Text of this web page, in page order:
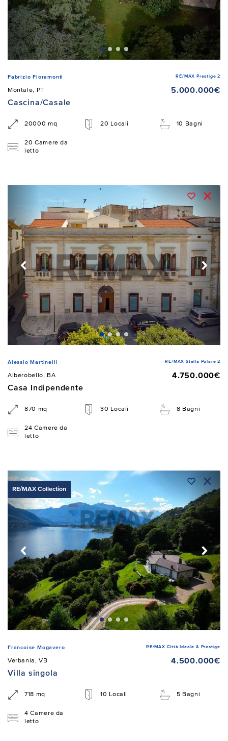
Fabrizio Fioramonti RE/MAX Prestige 2
Montale, PT
5.000.000€
Cascina/Casale
20000 mq 20 Locali 10 Bagni
20 Camere da
letto
Alessio Martinelli RE/MAX Stella Polare 2
Alberobello, BA
4.750.000€
Casa Indipendente
870 mq 30 Locali 8 Bagni
24 Camere da
letto
RE/MAX Collection
Francoise Mogavero RE/MAX Città Ideale & Prestige
Verbania, VB
4.500.000€
Villa singola
718 mq 10 Locali 5 Bagni
4 Camere da
letto